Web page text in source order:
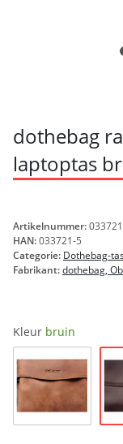
dothebag
laptoptas
Artikelnummer:
HAN:033721-5
Categorie: Dothebag-
Fabrikant:dothebag,
Kleur bruin